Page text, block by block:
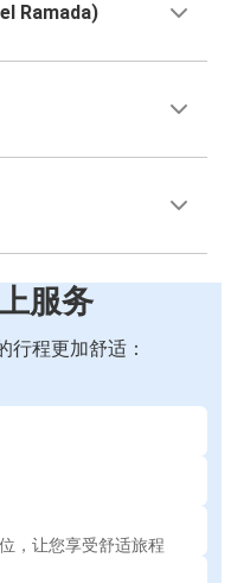
Ramada)
服务
行程更加舒适：
，让您享受舒适旅程